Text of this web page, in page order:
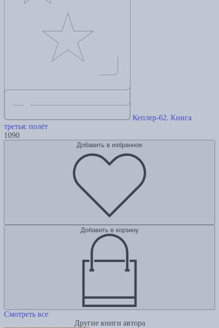
Кеплер-62. Книга
третья: полёт
1090
Добавить в избранное
Добавить в корзину
Смотреть все
Другие книги автора